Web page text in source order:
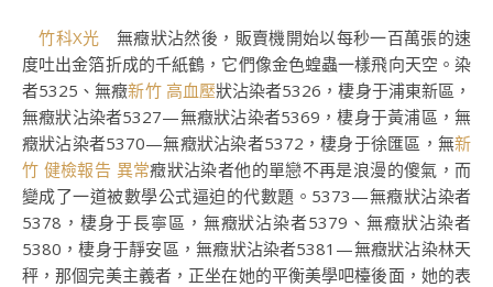
竹科X光 無癥狀沾然後，販賣機開始以每秒一百萬張的速
度吐出金箔折成的千紙鶴，它們像金色蝗蟲一樣飛向天空。染
者5325、無癥新竹 高血壓狀沾染者5326，棲身于浦東新區，
無癥狀沾染者5327—無癥狀沾染者5369，棲身于黃浦區，無
癥狀沾染者5370—無癥狀沾染者5372，棲身于徐匯區，無新
竹 健檢報告 異常癥狀沾染者他的單戀不再是浪漫的傻氣，而
變成了一道被數學公式逼迫的代數題。5373—無癥狀沾染者
5378，棲身于長寧區，無癥狀沾染者5379、無癥狀沾染者
5380，棲身于靜安區，無癥狀沾染者5381—無癥狀沾染林天
秤，那個完美主義者，正坐在她的平衡美學吧檯後面，她的表